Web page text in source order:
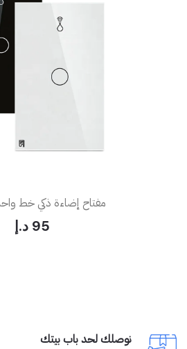
مفتاح إضاءة ذكي خط
95 د.إ
نوصلك لحد باب بيتك